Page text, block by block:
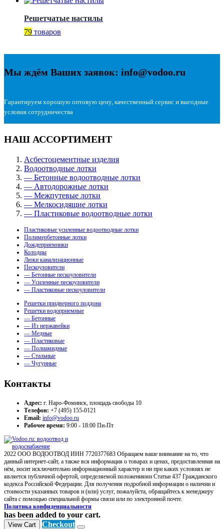
Решетчатые настилы
79 товаров
Мы ждём Ваших заявок: info@vodoo.ru
Гарантируем хорошую оптовую цену, качественный сервис и выгодные
условия сотрудничества
НАШ АССОРТИМЕНТ
Асбестоцементные изделия
Водоотводные лотки
— Бетонные водоотводные лотки
— Автодорожные лотки
— Межпутевые лотки
— Мелкосидящие лотки
— Пластиковые водоотводные лотки
Пластиковые усиленные водоотводные лотки
Полимербетонные лотки
Дождеприемники
Колодцы
Люки канализационные
Пескоуловители
— Бетонные пескоуловители
— Усиленные пескоуловители
— Пластиковые пескоуловители
Решетки придверного поддона
Решетки водоприемные
— Бетонные
— Из нержавейки
— Медные
— Пластиковые
— Полиамидные
— Стальные
— Чугунные
Контакты
Адрес: г. Наро-Фоминск, площадь свободы 10
Телефон: +7 (495) 155-0121
Email: info@vodoo.ru
Рабочее время: 9:00 - 18:00 Пн-Пт
2022 ООО ВОДООТВОД ИНН 7720377683 Обращаем ваше внимание на то, что
данный интернет-сайт, а также вся информация о товарах и ценах, предоставленная на
нём, носит исключительно информационный характер и ни при каких условиях не
является публичной офертой, определяемой положениями Статьи 437 Гражданского
кодекса Российской Федерации. Для получения подробной информации о наличии и
стоимости указанных товаров и (или) услуг, пожалуйста, обращайтесь к менеджеру
сайта с помощью специальной формы связи или по электронной почте.
Политика конфиденциальности
has been added to your cart.
View Cart Checkout